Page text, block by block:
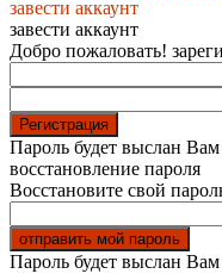
завести аккаунт
завести аккаунт
Добро пожаловать!
Пароль будет выслан
восстановление пароля
Восстановите свой
Пароль будет выслан